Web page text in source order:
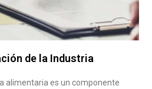
de la Industria
alimentaria es un componente